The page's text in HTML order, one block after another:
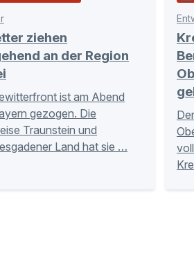
ziehen
an der Region
ist am Abend
gezogen. Die
Traunstein und
Land hat sie …